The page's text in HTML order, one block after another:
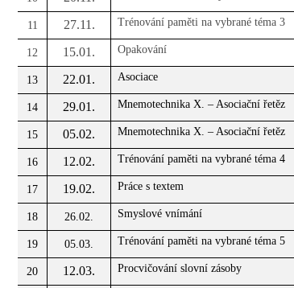
11 27.11. Trénování paměti na vybrané téma 3
12 15.01. Opakování
13 22.01. Asociace
14 29.01. Mnemotechnika X. – Asociační řetěz
15 05.02. Mnemotechnika X. – Asociační řetěz
16 12.02. Trénování paměti na vybrané téma 4
17 19.02. Práce s textem
18 26.02. Smyslové vnímání
19 05.03. Trénování paměti na vybrané téma 5
20 12.03. Procvičování slovní zásoby